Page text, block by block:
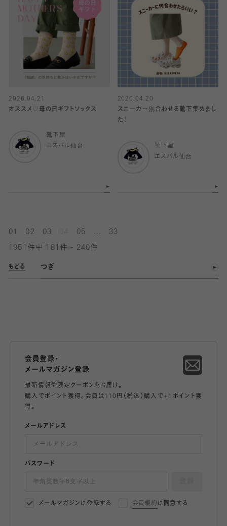
2026.04.21
オススメ♡母の日ギフトソックス
靴下屋
エスパル仙台
2026.04.20
スニーカー別合わせる靴下集めまし
た！
靴下屋
エスパル仙台
01 02 03 05 33
1951件中 181件 - 240件
もどる つぎ
会員登録・
メールマガジン登録
最新情報や限定クーポンをお届け。
購入でポイント獲得。会員は110円（税込）購入で+1ポイント獲
得。
メールアドレス
パスワード
メールマガジンに登録する 会員規約 に同意する